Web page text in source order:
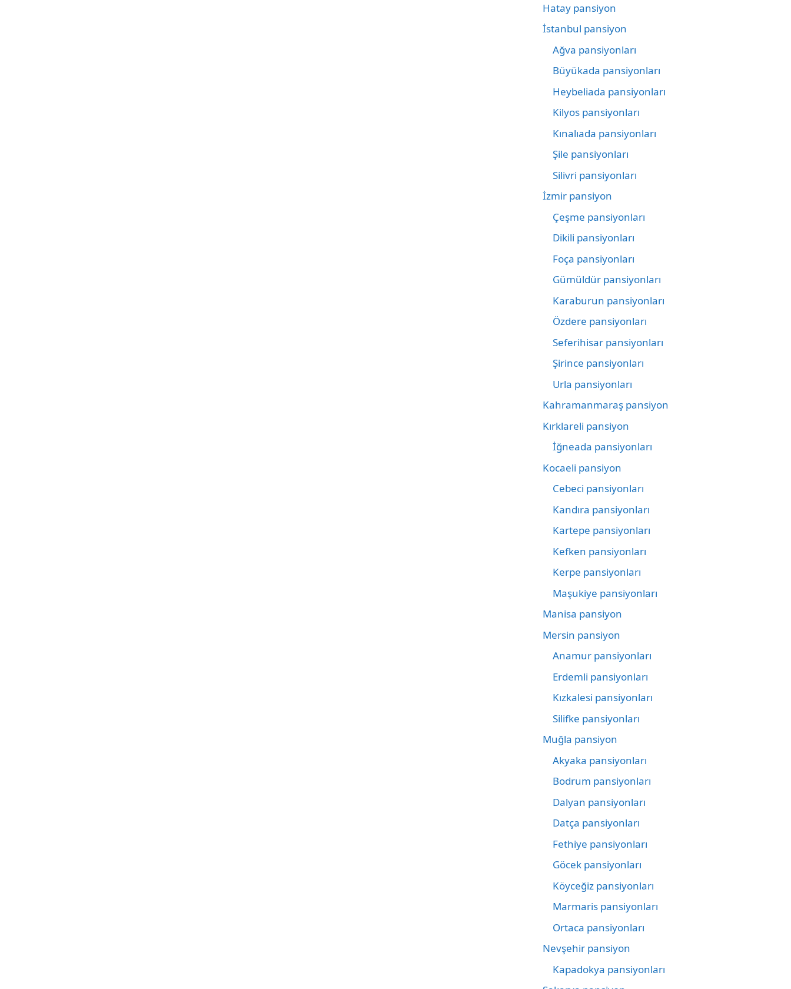
Hatay pansiyon
İstanbul pansiyon
Ağva pansiyonları
Büyükada pansiyonları
Heybeliada pansiyonları
Kilyos pansiyonları
Kınalıada pansiyonları
Şile pansiyonları
Silivri pansiyonları
İzmir pansiyon
Çeşme pansiyonları
Dikili pansiyonları
Foça pansiyonları
Gümüldür pansiyonları
Karaburun pansiyonları
Özdere pansiyonları
Seferihisar pansiyonları
Şirince pansiyonları
Urla pansiyonları
Kahramanmaraş pansiyon
Kırklareli pansiyon
İğneada pansiyonları
Kocaeli pansiyon
Cebeci pansiyonları
Kandıra pansiyonları
Kartepe pansiyonları
Kefken pansiyonları
Kerpe pansiyonları
Maşukiye pansiyonları
Manisa pansiyon
Mersin pansiyon
Anamur pansiyonları
Erdemli pansiyonları
Kızkalesi pansiyonları
Silifke pansiyonları
Muğla pansiyon
Akyaka pansiyonları
Bodrum pansiyonları
Dalyan pansiyonları
Datça pansiyonları
Fethiye pansiyonları
Göcek pansiyonları
Köyceğiz pansiyonları
Marmaris pansiyonları
Ortaca pansiyonları
Nevşehir pansiyon
Kapadokya pansiyonları